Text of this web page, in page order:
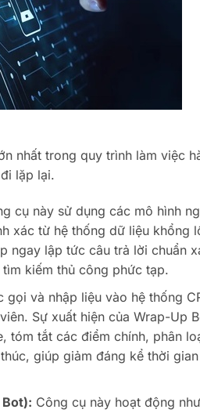
nhất trong quy trình làm việc
lặp lại.
cụ này sử dụng các mô hình
xác từ hệ thống dữ liệu khổng
ngay lập tức câu trả lời chuẩn
kiếm thủ công phức tạp.
gọi và nhập liệu vào hệ thống
Sự xuất hiện của Wrap-Up
tóm tắt các điểm chính, phân
giúp giảm đáng kể thời gian
Công cụ này hoạt động như